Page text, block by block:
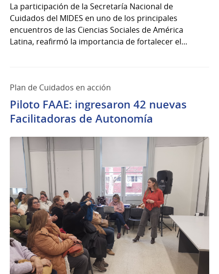
La participación de la Secretaría Nacional de
Cuidados del MIDES en uno de los principales
encuentros de las Ciencias Sociales de América
Latina, reafirmó la importancia de fortalecer el...
Plan de Cuidados en acción
Piloto FAAE: ingresaron 42 nuevas
Facilitadoras de Autonomía